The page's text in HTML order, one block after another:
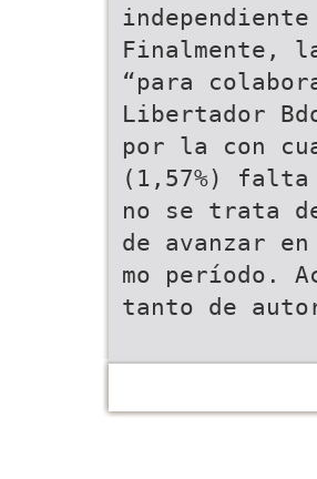
Finalmente,
“para
Libertador
por la con
(1,57%)
no se trata
de avanzar
mo período.
tanto de